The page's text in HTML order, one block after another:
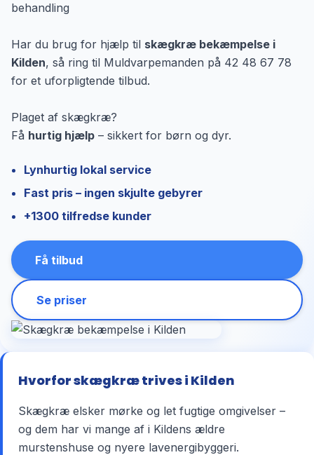
behandling
Har du brug for hjælp til skægkræ bekæmpelse i
Kilden, så ring til Muldvarpemanden på 42 48 67 78
for et uforpligtende tilbud.
Plaget af skægkræ?
Få hurtig hjælp – sikkert for børn og dyr.
Lynhurtig lokal service
Fast pris – ingen skjulte gebyrer
+1300 tilfredse kunder
Få tilbud
Se priser
Hvorfor skægkræ trives i Kilden
Skægkræ elsker mørke og let fugtige omgivelser –
og dem har vi mange af i Kildens ældre
murstenshuse og nyere lavenergibyggeri.